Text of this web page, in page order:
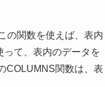
の関数を使えば、表内
て、表内のデータを
COLUMNS関数は、表